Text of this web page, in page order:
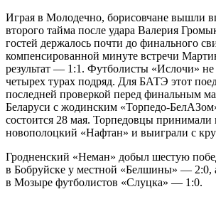
Играя в Молодечно, борисовчане вышли
второго тайма после удара Валерия
гостей держалось почти до финального
компенсированной минуте встречи
результат — 1:1. Футболисты «Ислочи» не
четырех турах подряд. Для БАТЭ этот
последней проверкой перед финальным
Беларуси с жодинским «Торпедо-
состоится 28 мая. Торпедовцы принимали
новополоцкий «Нафтан» и выиграли с
Гродненский «Неман» добыл шестую
в Бобруйске у местной «Белшины» — 2:0,
в Мозыре футболистов «Слуцка» — 1:0.